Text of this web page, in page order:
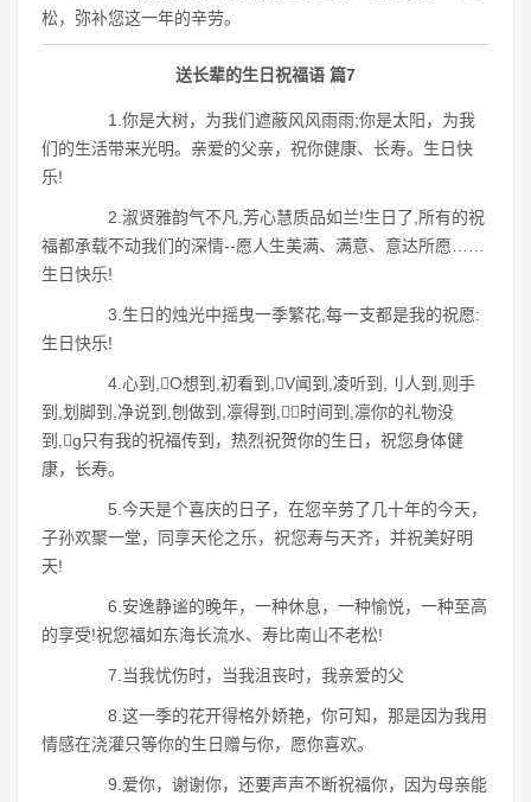
松，弥补您这一年的辛劳。
送长辈的生日祝福语 篇7
1.你是大树，为我们遮蔽风风雨雨;你是太阳，为我
们的生活带来光明。亲爱的父亲，祝你健康、长寿。生日快
乐!
2.淑贤雅韵气不凡,芳心慧质品如兰!生日了,所有的祝
福都承载不动我们的深情--愿人生美满、满意、意达所愿……
生日快乐!
3.生日的烛光中摇曳一季繁花,每一支都是我的祝愿:
生日快乐!
4.心到,O想到,初看到,V闻到,凌听到,刂人到,则手
到,划脚到,净说到,刨做到,凛得到,时间到,凛你的礼物没
到,g只有我的祝福传到，热烈祝贺你的生日，祝您身体健
康，长寿。
5.今天是个喜庆的日子，在您辛劳了几十年的今天，
子孙欢聚一堂，同享天伦之乐，祝您寿与天齐，并祝美好明
天!
6.安逸静谧的晚年，一种休息，一种愉悦，一种至高
的享受!祝您福如东海长流水、寿比南山不老松!
7.当我忧伤时，当我沮丧时，我亲爱的父
8.这一季的花开得格外娇艳，你可知，那是因为我用
情感在浇灌只等你的生日赠与你，愿你喜欢。
9.爱你，谢谢你，还要声声不断祝福你，因为母亲能